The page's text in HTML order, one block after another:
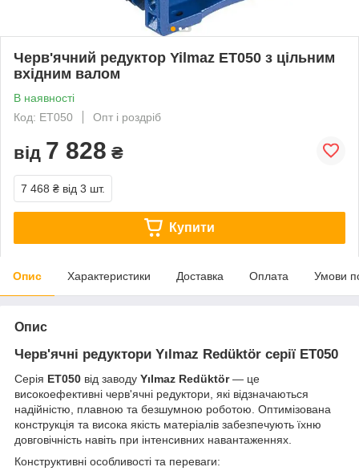
Черв'ячний редуктор Yilmaz ET050 з цільним
вхідним валом
В наявності
Код: ET050
Опт і роздріб
від 7 828 ₴
7 468 ₴ від 3 шт.
Купити
Опис Характеристики Доставка Оплата Умови
Опис
Черв'ячні редуктори Yılmaz Redüktör серії ET050
Серія ET050 від заводу Yılmaz Redüktör— це
високоефективні черв'ячні редуктори, які відзначаються
надійністю, плавною та безшумною роботою. Оптимізована
конструкція та висока якість матеріалів забезпечують їхню
довговічність навіть при інтенсивних навантаженнях.
Конструктивні особливості та переваги: